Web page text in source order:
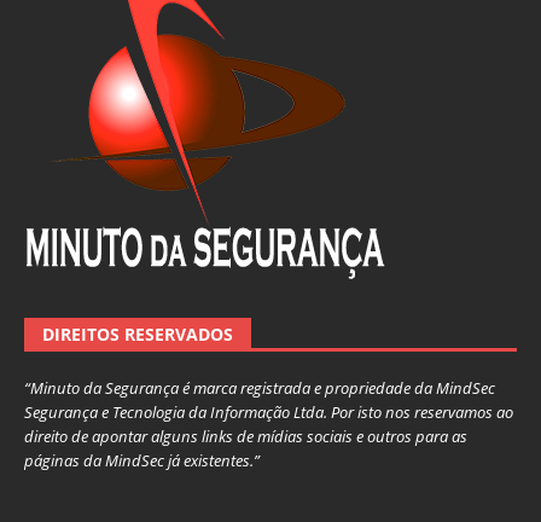
DIREITOS RESERVADOS
“Minuto da Segurança é marca registrada e propriedade da MindSec
Segurança e Tecnologia da Informação Ltda. Por isto nos reservamos ao
direito de apontar alguns links de mídias sociais e outros para as
páginas da MindSec já existentes.”